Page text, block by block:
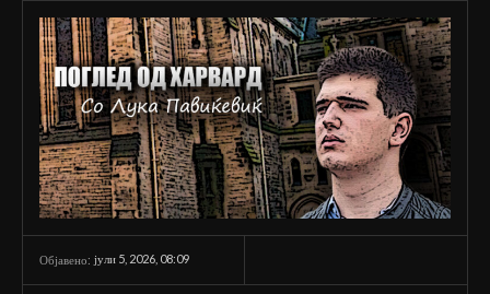
Објавено: јули 5, 2026, 08:09